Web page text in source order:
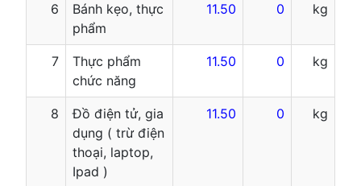
6
Bánh kẹo, thực
phẩm
11.50 0 kg
7
Thực phẩm
chức năng
11.50 0 kg
8
Đồ điện tử, gia
dụng ( trừ điện
thoại, laptop,
Ipad )
11.50 0 kg